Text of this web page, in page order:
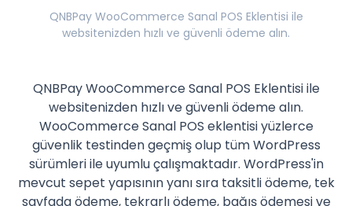
QNBPay WooCommerce Sanal POS Eklentisi ile
websitenizden hızlı ve güvenli ödeme alın.
QNBPay WooCommerce Sanal POS Eklentisi ile
websitenizden hızlı ve güvenli ödeme alın.
WooCommerce Sanal POS eklentisi yüzlerce
güvenlik testinden geçmiş olup tüm WordPress
sürümleri ile uyumlu çalışmaktadır. WordPress'in
mevcut sepet yapısının yanı sıra taksitli ödeme, tek
sayfada ödeme, tekrarlı ödeme, bağış ödemesi ve